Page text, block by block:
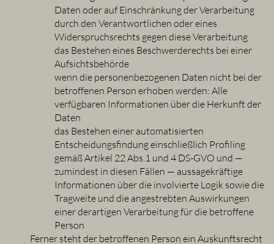
Daten oder auf Einschränkung der Verarbeitung
durch den Verantwortlichen oder eines
Widerspruchsrechts gegen diese Verarbeitung
das Bestehen eines Beschwerderechts bei einer
Aufsichtsbehörde
wenn die personenbezogenen Daten nicht bei der
betroffenen Person erhoben werden: Alle
verfügbaren Informationen über die Herkunft der
Daten
das Bestehen einer automatisierten
Entscheidungsfindung einschließlich Profiling
gemäß Artikel 22 Abs.1 und 4 DS-GVO und —
zumindest in diesen Fällen — aussagekräftige
Informationen über die involvierte Logik sowie die
Tragweite und die angestrebten Auswirkungen
einer derartigen Verarbeitung für die betroffene
Person
Ferner steht der betroffenen Person ein Auskunftsrecht